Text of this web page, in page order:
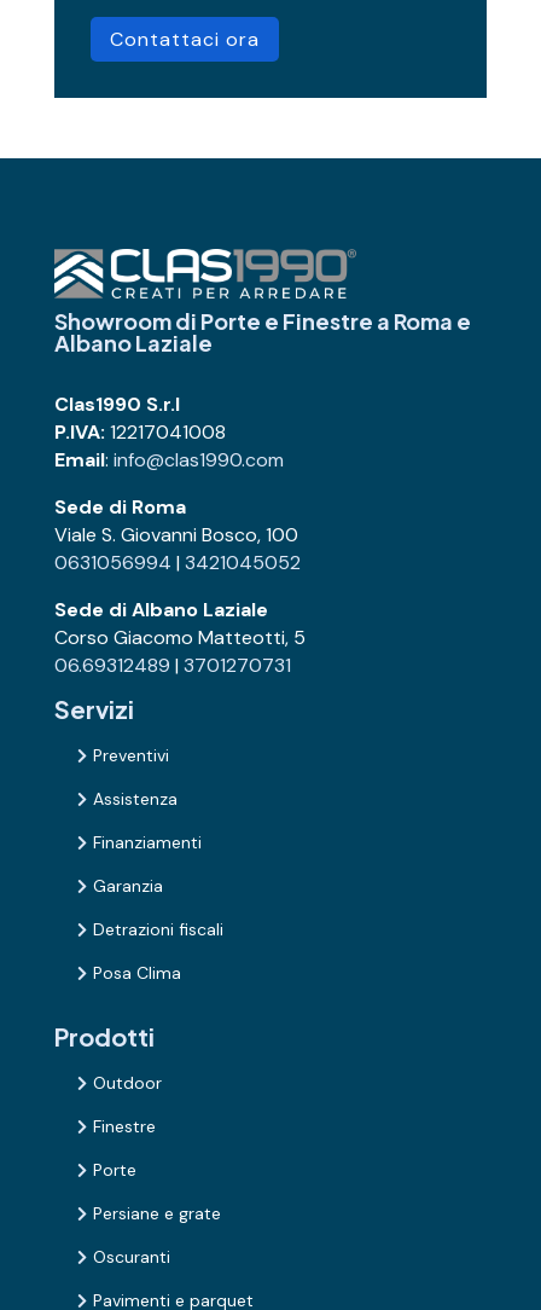
Contattaci ora
Showroom di Porte e Finestre a Roma e
Albano Laziale
Clas1990 S.r.l
P.IVA: 12217041008
Email: info@clas1990.com
Sede di Roma
Viale S. Giovanni Bosco, 100
0631056994 | 3421045052
Sede di Albano Laziale
Corso Giacomo Matteotti, 5
06.69312489 | 3701270731
Servizi
 Preventivi
 Assistenza
 Finanziamenti
 Garanzia
 Detrazioni fiscali
 Posa Clima
Prodotti
 Outdoor
 Finestre
 Porte
 Persiane e grate
 Oscuranti
 Pavimenti e parquet